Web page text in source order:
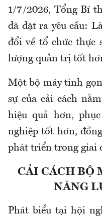
1/7/2026, Tổng Bí
đã đặt ra yêu cầu:
đổi về tổ chức thực
lượng quản trị tốt
Một bộ máy tinh
sự của cải cách
hiệu quả hơn,
nghiệp tốt hơn,
phát triển trong giai
CẢI CÁCH BỘ
NĂNG
Phát biểu tại hội